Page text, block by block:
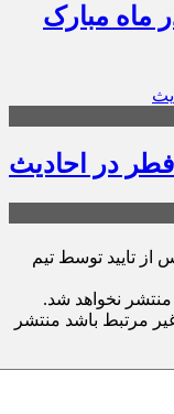
ماه مبارک
در احادیث
تایید توسط تیم
منتشر نخواهد شد.
مرتبط باشد منتشر